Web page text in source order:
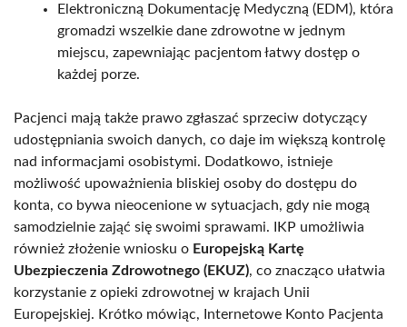
Elektroniczną Dokumentację Medyczną (EDM), która
gromadzi wszelkie dane zdrowotne w jednym
miejscu, zapewniając pacjentom łatwy dostęp o
każdej porze.
Pacjenci mają także prawo zgłaszać sprzeciw dotyczący
udostępniania swoich danych, co daje im większą kontrolę
nad informacjami osobistymi. Dodatkowo, istnieje
możliwość upoważnienia bliskiej osoby do dostępu do
konta, co bywa nieocenione w sytuacjach, gdy nie mogą
samodzielnie zająć się swoimi sprawami. IKP umożliwia
również złożenie wniosku o Europejską Kartę
Ubezpieczenia Zdrowotnego (EKUZ), co znacząco ułatwia
korzystanie z opieki zdrowotnej w krajach Unii
Europejskiej. Krótko mówiąc, Internetowe Konto Pacjenta